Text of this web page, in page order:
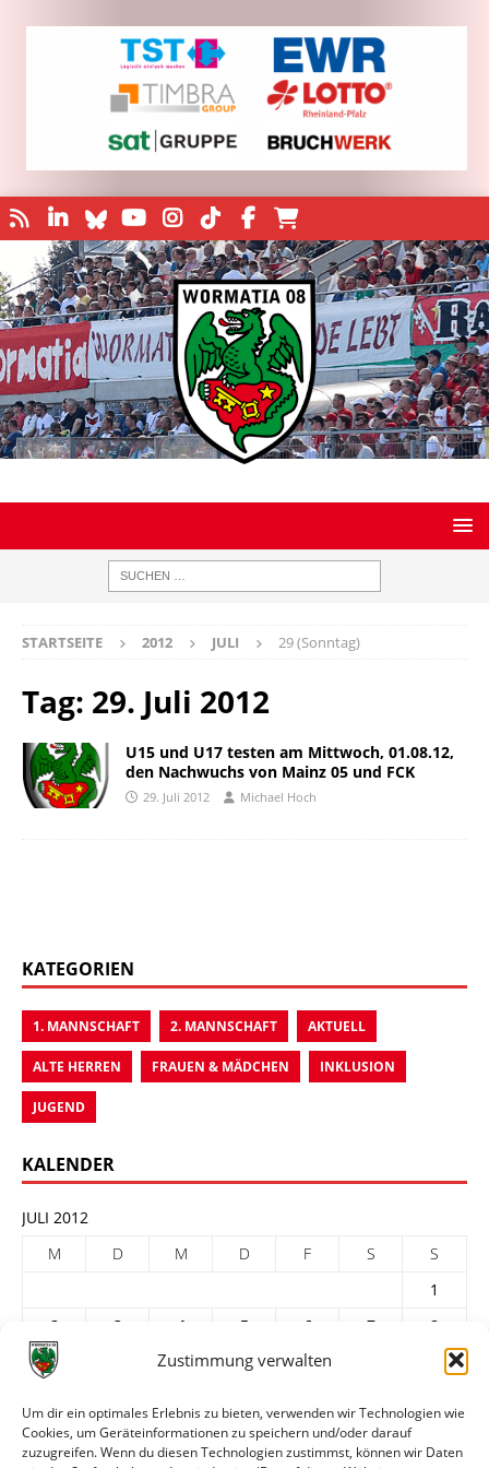
Zustimmung verwalten
Um dir ein optimales Erlebnis zu bieten, verwenden wir Technologien wie
Cookies, um Geräteinformationen zu speichern und/oder darauf
zuzugreifen. Wenn du diesen Technologien zustimmst, können wir Daten
STARTSEITE 2012 JULI 29 (Sonntag)
Tag: 29. Juli 2012
U15 und U17 testen am Mittwoch, 01.08.12,
den Nachwuchs von Mainz 05 und FCK
29. Juli 2012 Michael Hoch
KATEGORIEN
1. MANNSCHAFT 2. MANNSCHAFT AKTUELL
ALTE HERREN FRAUEN & MÄDCHEN INKLUSION
JUGEND
KALENDER
JULI 2012
M
D M D F S
S
1
2
3 4 5 6 7
8
9
11 12 13
23
24 25 26 27 28